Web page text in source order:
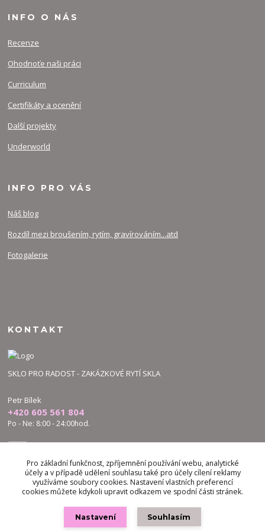
INFO O NÁS
Recenze
Ohodnoťe naši práci
Curriculum
Certifikáty a ocenění
Další projekty
Underworld
INFO PRO VÁS
Náš blog
Rozdíl mezi broušením, rytím, gravírováním...atd
Fotogalerie
KONTAKT
SKLO PRO RADOST - ZAKÁZKOVÉ RYTÍ SKLA
Petr Bílek
+420 605 561 804
Po - Ne: 8:00 - 24:00hod.
bilek.petr@skloproradost.cz
Pro základní funkčnost, zpříjemnění používání webu, analytické
účely a v případě udělení souhlasu také pro účely cílení reklamy
využíváme soubory cookies. Nastavení vlastních preferencí
cookies můžete kdykoli upravit odkazem ve spodní části stránek.
Nastavení Souhlasím